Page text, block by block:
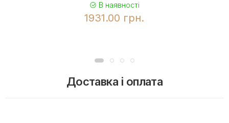
В наявності
1931.00 грн.
Доставка і оплата